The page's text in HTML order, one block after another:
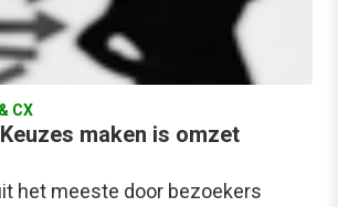
CX
maken is omzet
het meeste door bezoekers